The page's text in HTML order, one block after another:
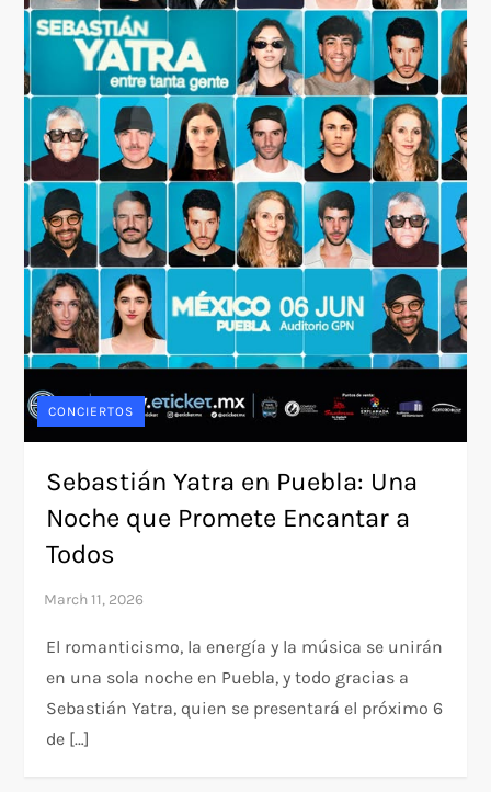
CONCIERTOS
Sebastián Yatra en Puebla: Una
Noche que Promete Encantar a
Todos
El romanticismo, la energía y la música se unirán
en una sola noche en Puebla, y todo gracias a
Sebastián Yatra, quien se presentará el próximo 6
de […]